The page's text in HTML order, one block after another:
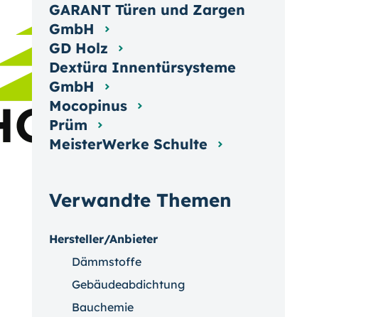
Verwandte Themen
Hersteller/Anbieter
Dämmstoffe
Gebäudeabdichtung
Bauchemie
GARANT Türen und Zargen
GmbH
GD Holz
Dextüra Innentürsysteme
GmbH
Mocopinus
Prüm
MeisterWerke Schulte